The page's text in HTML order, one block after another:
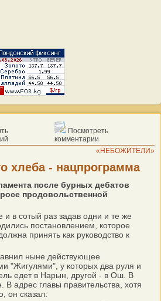
Посмотреть
комментарии
«НЕБОЖИТЕЛИ»
хлеба - нацпрограмма
после бурных дебатов
продовольственной
в сотый раз задав одни и те же
постановлением, которое
принять как руководство к
ныне действующее
"Жигулями", у которых два руля и
едет в Нарын, другой - в Ош. В
В адрес главы правительства, хотя
он сказал: